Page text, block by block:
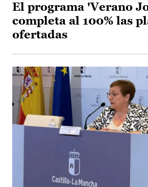
El programa 'Verano
completa al 100% las
ofertadas